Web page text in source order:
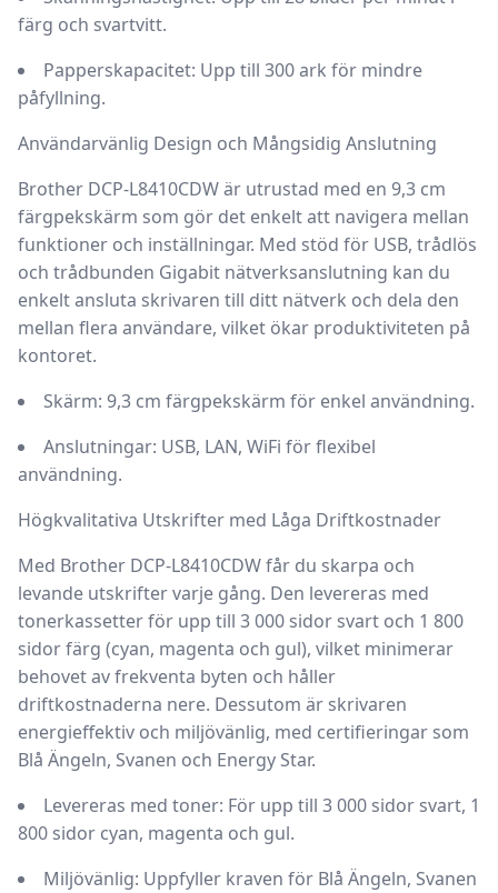
färg och svartvitt.
Papperskapacitet: Upp till 300 ark för mindre
påfyllning.
Användarvänlig Design och Mångsidig Anslutning
Brother DCP-L8410CDWär utrustad med en 9,3 cm
färgpekskärm som gör det enkelt att navigera mellan
funktioner och inställningar. Med stöd för USB, trådlös
och trådbunden Gigabit nätverksanslutning kan du
enkelt ansluta skrivaren till ditt nätverk och dela den
mellan flera användare, vilket ökar produktiviteten på
kontoret.
Skärm: 9,3 cm färgpekskärm för enkel användning.
Anslutningar: USB, LAN, WiFi för flexibel
användning.
Högkvalitativa Utskrifter med Låga Driftkostnader
Med Brother DCP-L8410CDWfår du skarpa och
levande utskrifter varje gång. Den levereras med
tonerkassetter för upp till 3 000 sidor svart och 1 800
sidor färg (cyan, magenta och gul), vilket minimerar
behovet av frekventa byten och håller
driftkostnaderna nere. Dessutom är skrivaren
energieffektiv och miljövänlig, med certifieringar som
Blå Ängeln, Svanen och Energy Star.
Levereras med toner: För upp till 3 000 sidor svart, 1
800 sidor cyan, magenta och gul.
Miljövänlig: Uppfyller kraven för Blå Ängeln, Svanen